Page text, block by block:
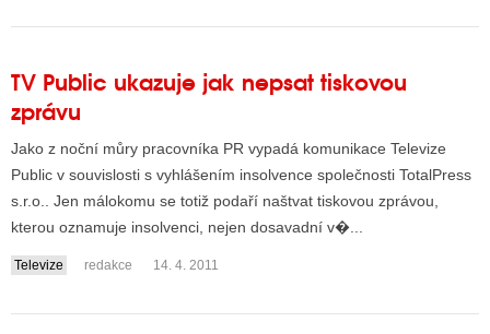
TELEVIZÍ
INTERNET
STRÁNKY RÁDIÍ
STRÁNKY TV
TV Public ukazuje jak nepsat tiskovou
zprávu
Jako z noční můry pracovníka PR vypadá komunikace Televize
Public v souvislosti s vyhlášením insolvence společnosti TotalPress
s.r.o.. Jen málokomu se totiž podaří naštvat tiskovou zprávou,
kterou oznamuje insolvenci, nejen dosavadní v�...
Televize redakce 14. 4. 2011